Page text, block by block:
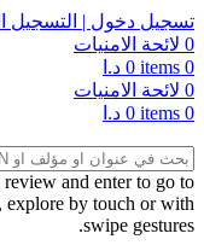
تسجيل دخول | التسجيل
0 لائحة الامنيات
0
items
0 د.ا
0 لائحة الامنيات
0
items
0 د.ا
and enter to go to
explore by touch or with
swipe gestures.